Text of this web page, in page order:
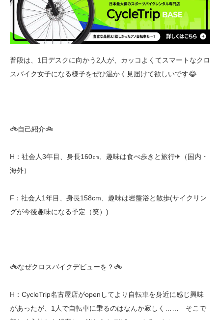
普段は、1日デスクに向かう2人が、カッコよくてスマートなクロ
スバイク女子になる様子をぜひ温かく見届けて欲しいです😂
🚲自己紹介🚲
H：社会人3年目、身長160㎝、趣味は食べ歩きと旅行✈（国内・
海外）
F：社会人1年目、身長158cm、趣味は岩盤浴と散歩(サイクリン
グが今後趣味になる予定（笑）)
🚲なぜクロスバイクデビューを？🚲
H：CycleTrip名古屋店がopenしてより自転車を身近に感じ興味
があったが、1人で自転車に乗るのはなんか寂しく…… そこで